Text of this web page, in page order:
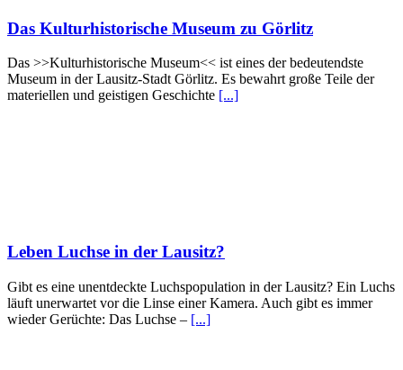
Das Kulturhistorische Museum zu Görlitz
Das >>Kulturhistorische Museum<< ist eines der bedeutendste
Museum in der Lausitz-Stadt Görlitz. Es bewahrt große Teile der
materiellen und geistigen Geschichte [...]
Leben Luchse in der Lausitz?
Gibt es eine unentdeckte Luchspopulation in der Lausitz? Ein Luchs
läuft unerwartet vor die Linse einer Kamera. Auch gibt es immer
wieder Gerüchte: Das Luchse – [...]